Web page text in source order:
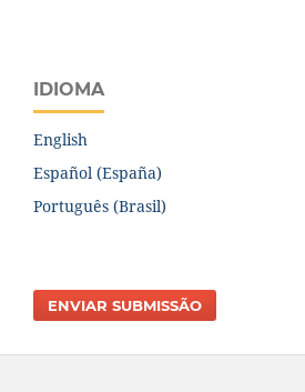
IDIOMA
English
Español (España)
Português (Brasil)
ENVIAR SUBMISSÃO